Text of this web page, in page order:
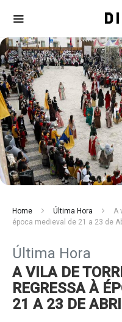
Home Última Hora
A
época medieval de 21 a 23 de
Última Hora
A VILA DE
REGRESSA À
21 A 23 DE